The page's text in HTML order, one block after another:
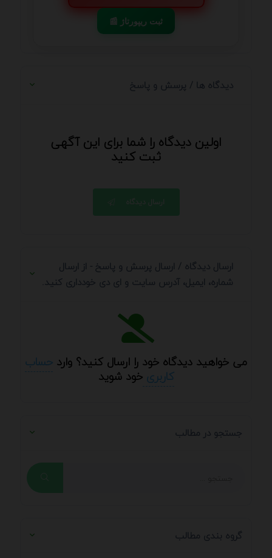
📰 ثبت ریپورتاژ
دیدگاه ها / پرسش و پاسخ
اولین دیدگاه را شما برای این آگهی
ثبت کنید
ارسال دیدگاه
ارسال دیدگاه / ارسال پرسش و پاسخ - از ارسال
شماره، ایمیل، آدرس سایت و ای دی خودداری کنید.
می خواهید دیدگاه خود را ارسال کنید؟ وارد حساب
کاربریخود شوید
جستجو در مطالب
گروه بندی مطالب